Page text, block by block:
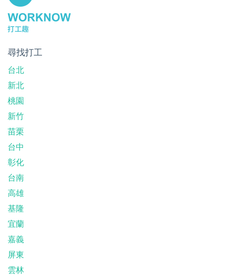
尋找打工
台北
新北
桃園
新竹
苗栗
台中
彰化
台南
高雄
基隆
宜蘭
嘉義
屏東
雲林